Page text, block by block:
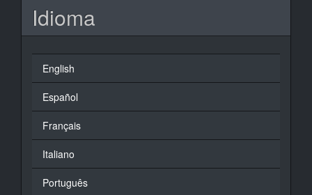
Idioma
English
Español
Français
Italiano
Português